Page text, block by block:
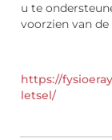
u te
voorzien van
https://
letsel/